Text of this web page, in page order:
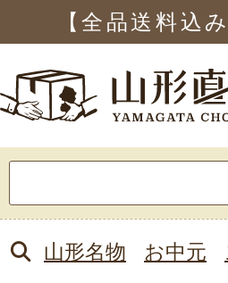
【全品送料込
索:
山形名物 お中元